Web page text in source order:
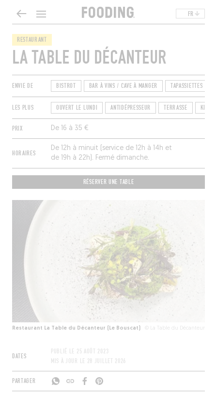
FR
RESTAURANT
LA TABLE DU DÉCANTEUR
ENVIE DE BISTROT BAR À VINS / CAVE À MANGER TAPASSIETTES
LES PLUS OUVERT LE LUNDI ANTIDÉPRESSEUR TERRASSE KID-
PRIX De 16 à 35 €
HORAIRES
De 12h à minuit (service de 12h à 14h et
de 19h à 22h). Fermé dimanche.
RÉSERVER UNE TABLE
Restaurant La Table du Décanteur (Le Bouscat) © La Table du Décanteur
DATES
PUBLIÉ LE 25 AOÛT 2023
MIS À JOUR LE 28 JUILLET 2026
PARTAGER